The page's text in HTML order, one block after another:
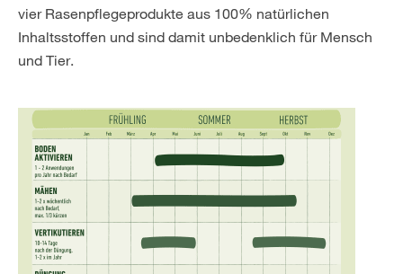
vier Rasenpflegeprodukte aus 100% natürlichen
Inhaltsstoffen und sind damit unbedenklich für Mensch
und Tier.